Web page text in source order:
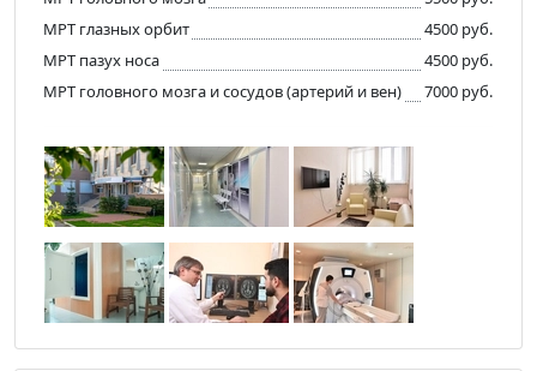
МРТ глазных орбит
4500 руб.
МРТ пазух носа
4500 руб.
МРТ головного мозга и сосудов (артерий и вен)
7000 руб.